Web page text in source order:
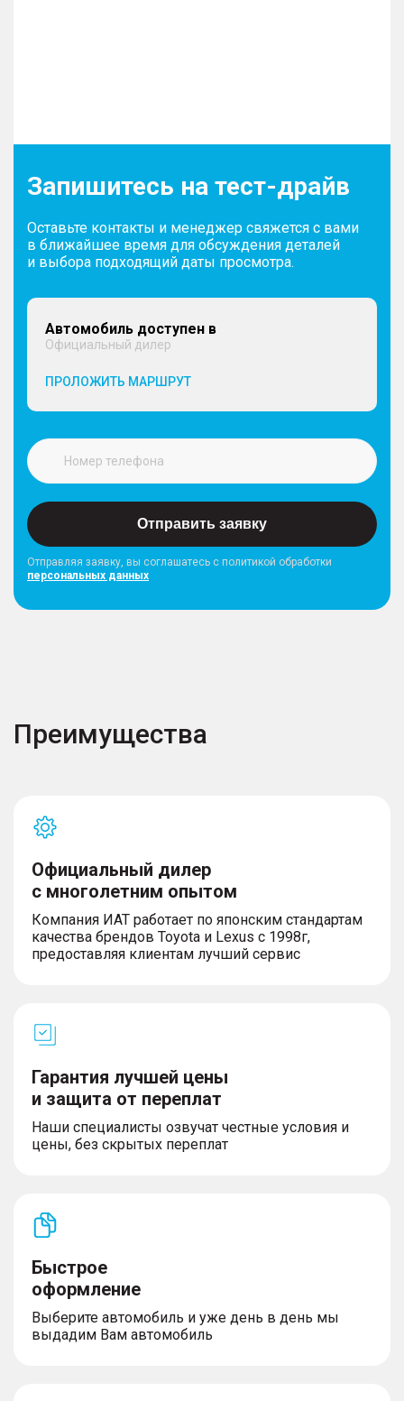
Запишитесь на тест-драйв
Оставьте контакты и менеджер свяжется с вами
в ближайшее время для обсуждения деталей
и выбора подходящий даты просмотра.
Автомобиль доступен в
Официальный дилер
ПРОЛОЖИТЬ МАРШРУТ
Отправить заявку
Отправляя заявку, вы соглашатесь с политикой обработки
персональных данных
Преимущества
Официальный дилер
с многолетним опытом
Компания ИАТ работает по японским стандартам
качества брендов Toyota и Lexus с 1998г,
предоставляя клиентам лучший сервис
Гарантия лучшей цены
и защита от переплат
Наши специалисты озвучат честные условия и
цены, без скрытых переплат
Быстрое
оформление
Выберите автомобиль и уже день в день мы
выдадим Вам автомобиль